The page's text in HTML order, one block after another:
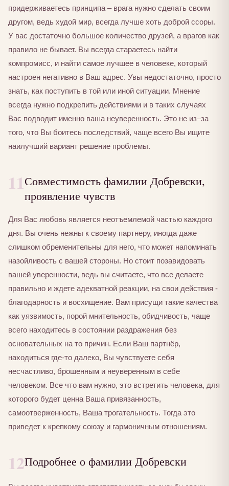
придерживаетесь принципа – врага нужно сделать своим
другом, ведь худой мир, всегда лучше хоть доброй ссоры.
У вас достаточно большое количество друзей, а врагов как
правило не бывает. Вы всегда стараетесь найти
компромисс, и найти самое лучшее в человеке, который
настроен негативно в Ваш адрес. Увы недостаточно, просто
знать, как поступить в той или иной ситуации. Мнение
всегда нужно подкрепить действиями и в таких случаях
Вас подводит именно ваша неуверенность. Это не из–за
того, что Вы боитесь последствий, чаще всего Вы ищите
наилучший вариант решение проблемы.
11Совместимость фамилии Добревски,
проявление чувств
Для Вас любовь является неотъемлемой частью каждого
дня. Вы очень нежны к своему партнеру, иногда даже
слишком обременительны для него, что может напоминать
назойливость с вашей стороны. Но стоит позавидовать
вашей уверенности, ведь вы считаете, что все делаете
правильно и ждете адекватной реакции, на свои действия -
благодарность и восхищение. Вам присущи такие качества
как уязвимость, порой мнительность, обидчивость, чаще
всего находитесь в состоянии раздражения без
основательных на то причин. Если Ваш партнёр,
находиться где-то далеко, Вы чувствуете себя
несчастливо, брошенным и неуверенным в себе
человеком. Все что вам нужно, это встретить человека, для
которого будет ценна Ваша привязанность,
самоотверженность, Ваша трогательность. Тогда это
приведет к крепкому союзу и гармоничным отношениям.
12Подробнее о фамилии Добревски